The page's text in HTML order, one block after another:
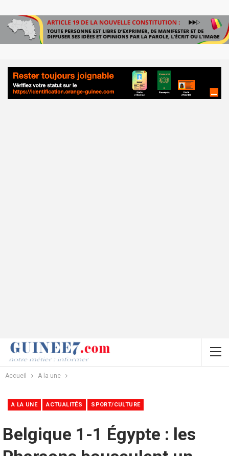
Accueil A la une
A LA UNE ACTUALITÉS SPORT/CULTURE
Belgique 1-1 Égypte : les